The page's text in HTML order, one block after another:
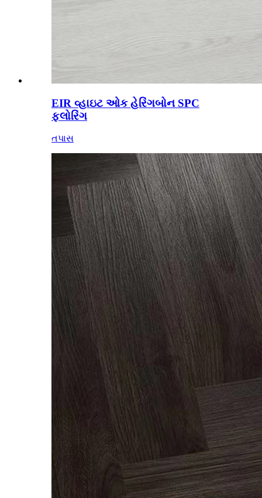
EIR વ્હાઇટ ઓક હેરિંગબોન SPC
ફ્લોરિંગ
તપાસ